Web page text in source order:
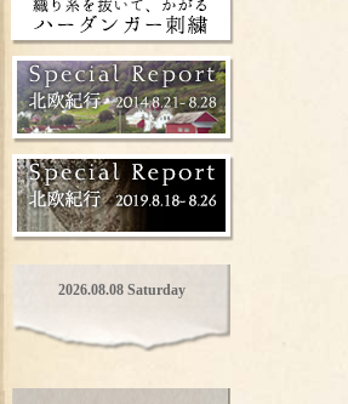
2026.08.08 Saturday